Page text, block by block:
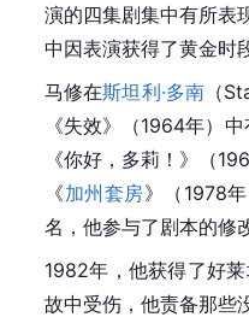
演的四集剧集中有所表
中因表演获得了黄金时
马修在斯坦利·多南（
《失效》（1964年）
《你好，多莉！》（
《加州套房》（1978
名，他参与了剧本的修
1982年，他获得了好
故中受伤，他责备那些